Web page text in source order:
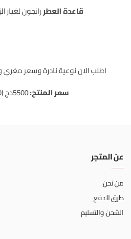
قاعدة العطررانجون لغيار
اطلب الان نوعية نادرة وسعر مغري
سعر المنتج:5500دج (550 الف)
عن المتجر
من نحن
طرق الدفع
الشحن والتسليم